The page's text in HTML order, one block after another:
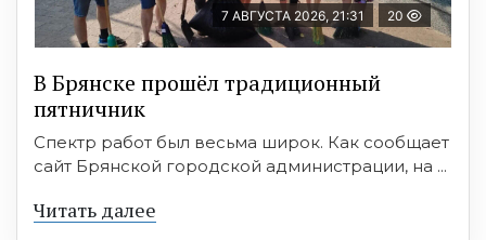
7 АВГУСТА 2026, 21:31 20
В Брянске прошёл традиционный
пятничник
Спектр работ был весьма широк. Как сообщает
сайт Брянской городской администрации, на ...
Читать далее